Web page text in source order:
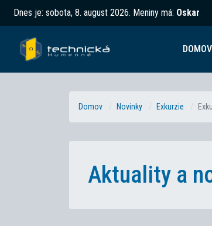
Dnes je: sobota, 8. august 2026. Meniny má: Oskar
DOMOV
Domov Novinky Exkurzie
Aktuality a